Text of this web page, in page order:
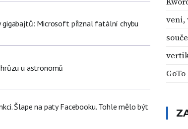
Microsoft přiznal fatální chybu
u astronomů
Šlape na paty Facebooku. Tohle mělo být
GoTo